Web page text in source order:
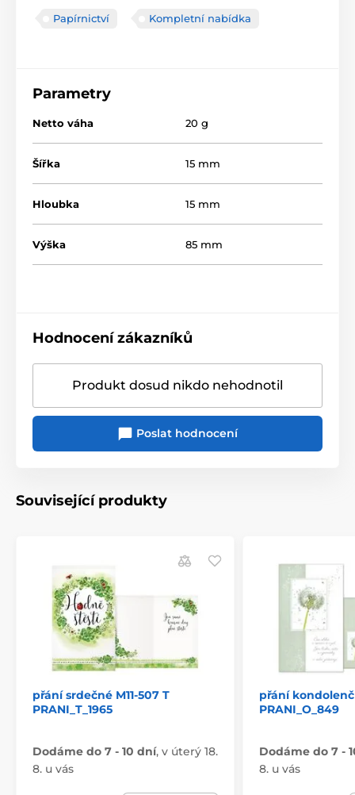
Papírnictví Kompletní nabídka
Parametry
Netto váha 20 g
Šířka 15 mm
Hloubka 15 mm
Výška 85 mm
Hodnocení zákazníků
Produkt dosud nikdo nehodnotil
Poslat hodnocení
Související produkty
přání srdečné M11-507 T
PRANI_T_1965
Dodáme do 7 - 10 dní, v úterý 18.
8. u vás
přání
PRANI_O_849
Dodáme do 7 -
8. u vás